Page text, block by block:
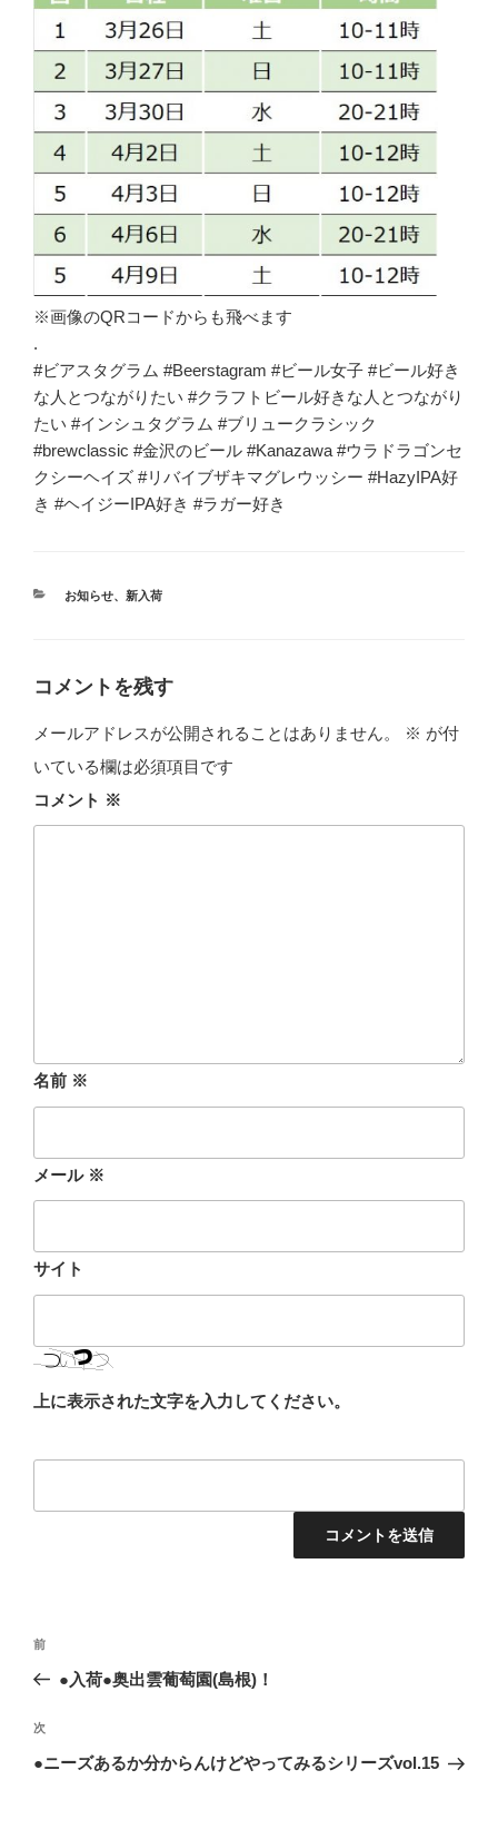
※画像のQRコードからも飛べます
.
#ビアスタグラム #Beerstagram #ビール女子 #ビール好き
な人とつながりたい #クラフトビール好きな人とつながり
たい #インシュタグラム #ブリュークラシック
#brewclassic #金沢のビール #Kanazawa #ウラドラゴンセ
クシーヘイズ #リバイブザキマグレウッシー #HazyIPA好
き #ヘイジーIPA好き #ラガー好き
カ
お知らせ、 新入荷
コメントを残す
メールアドレスが公開されることはありません。 ※ が付
いている欄は必須項目です
コメント ※
名前 ※
メール ※
サイト
上に表示された文字を入力してください。
投
ナ
ビ
ゲ
前
の
稿
前
●入荷●奥出雲葡萄園(島根)！
次
の
次
●ニーズあるか分からんけどやってみるシリーズvol.15